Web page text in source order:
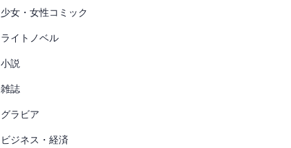
少女・女性コミック
ライトノベル
小説
雑誌
グラビア
ビジネス・経済